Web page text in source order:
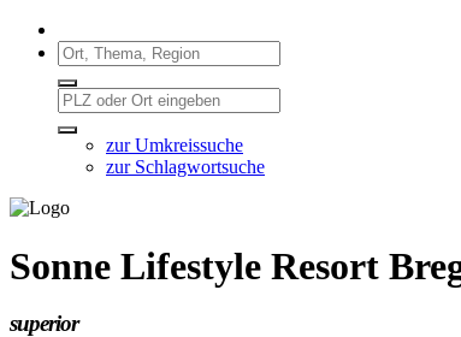
zur Umkreissuche
zur Schlagwortsuche
Sonne Lifestyle Resort
superior